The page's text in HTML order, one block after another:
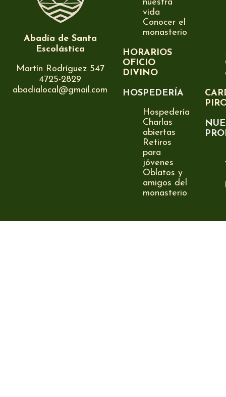
Abadía de Santa
Escolástica
Martín Rodríguez 547
4725-2829
abadialocal@gmail.com
nuestra
vida
Conocer el
monasterio
HORARIOS
OFICIO
DIVINO
HOSPEDERÍA
Hospedería
Charlas
abiertas
Retiros
para
jóvenes
Oblatos y
amigos del
monasterio